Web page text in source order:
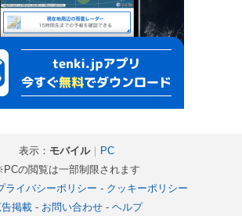
表示： モバイル｜ PC
の閲覧は一部制限されます
ライバシーポリシー - クッキーポリシー
告掲載- お問い合わせ- ヘルプ